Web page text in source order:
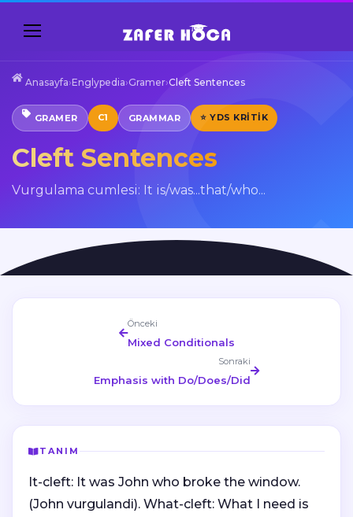
Anasayfa›Englypedia›Gramer›Cleft Sentences
GRAMER C1 GRAMMAR ⭐ YDS KRITIK
Cleft Sentences
Vurgulama cumlesi: It is/was...that/who...
Önceki
Mixed Conditionals
Sonraki
Emphasis with Do/Does/Did
TANIM
It-cleft: It was John who broke the window.
(John vurgulandi). What-cleft: What I need is